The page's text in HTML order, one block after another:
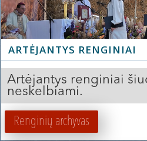
Slide 2 of 3.
ARTĖJANTYS RENGINIAI
Artėjantys renginiai
neskelbiami.
Renginių archyvas